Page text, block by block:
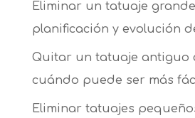
Eliminar un tatuaje
planificación y evolución
Quitar un tatuaje antiguo
cuándo puede ser más
Eliminar tatuajes